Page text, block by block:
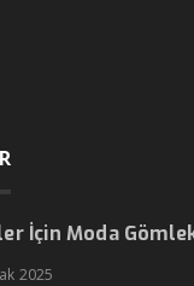
İçin Moda
2025